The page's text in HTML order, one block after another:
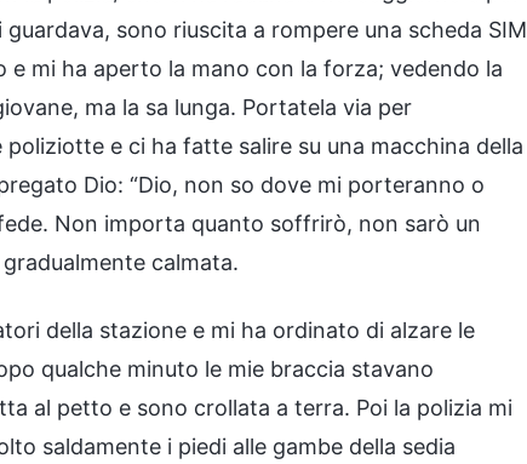
sono riuscita a rompere una scheda SIM
e mi ha aperto la mano con la forza; vedendo la
ma la sa lunga. Portatela via per
e ci ha fatte salire su una macchina della
Dio: “Dio, non so dove mi porteranno o
Non importa quanto soffrirò, non sarò un
calmata.
della stazione e mi ha ordinato di alzare le
qualche minuto le mie braccia stavano
al petto e sono crollata a terra. Poi la polizia mi
saldamente i piedi alle gambe della sedia